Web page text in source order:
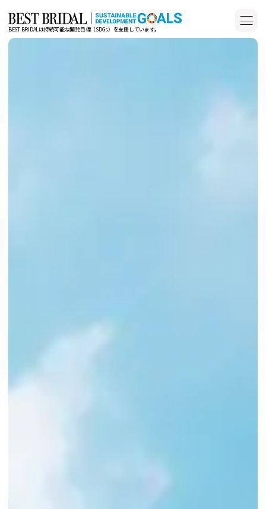
BEST BRIDALは持続可能な開発目標（SDGs） を支援しています。